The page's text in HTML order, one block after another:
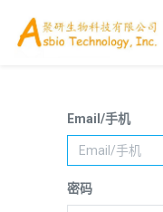
Email/手机
密码